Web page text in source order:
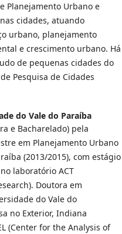
Planejamento Urbano e
cidades, atuando
urbano, planejamento
e crescimento urbano. Há
de pequenas cidades do
Pesquisa de Cidades
do Vale do Paraíba
e Bacharelado) pela
em Planejamento Urbano
(2013/2015), com estágio
laboratório ACT
Doutora em
do Vale do
no Exterior, Indiana
(Center for the Analysis of